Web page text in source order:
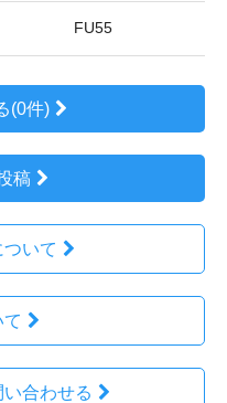
FU55
(0件)
稿
いて
合わせる